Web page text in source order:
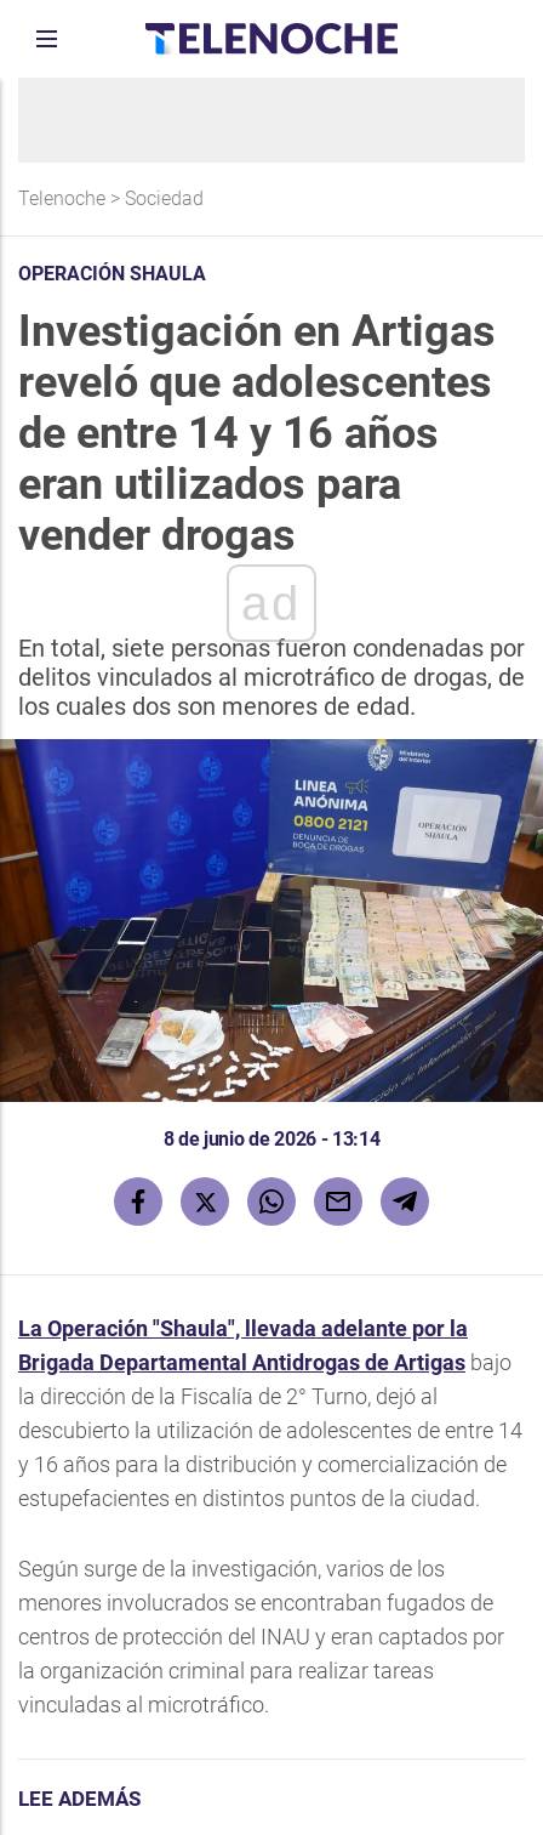
Telenoche > Sociedad
OPERACIÓN SHAULA
Investigación en Artigas
reveló que adolescentes
de entre 14 y 16 años
eran utilizados para
vender drogas
ad
En total, siete personas fueron condenadas por
delitos vinculados al microtráfico de drogas, de
los cuales dos son menores de edad.
8 de junio de 2026 - 13:14
La Operación "Shaula", llevada adelante por la
Brigada Departamental Antidrogas de Artigas bajo
la dirección de la Fiscalía de 2° Turno, dejó al
descubierto la utilización de adolescentes de entre 14
y 16 años para la distribución y comercialización de
estupefacientes en distintos puntos de la ciudad.
Según surge de la investigación, varios de los
menores involucrados se encontraban fugados de
centros de protección del INAU y eran captados por
la organización criminal para realizar tareas
vinculadas al microtráfico.
LEE ADEMÁS